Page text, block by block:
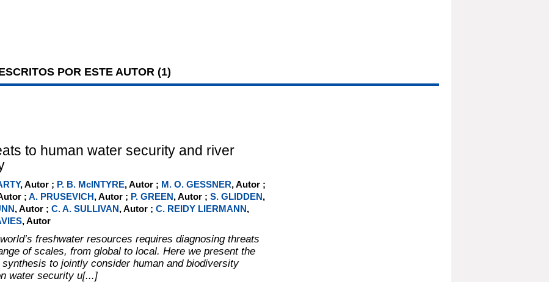
POR ESTE AUTOR (1)
to human water security and river
, Autor ; P. B. McINTYRE, Autor ; M. O. GESSNER, Autor ;
; A. PRUSEVICH, Autor ; P. GREEN, Autor ; S. GLIDDEN,
, Autor ; C. A. SULLIVAN, Autor ; C. REIDY LIERMANN,
, Autor
freshwater resources requires diagnosing threats
of scales, from global to local. Here we present the
to jointly consider human and biodiversity
water security u[...]